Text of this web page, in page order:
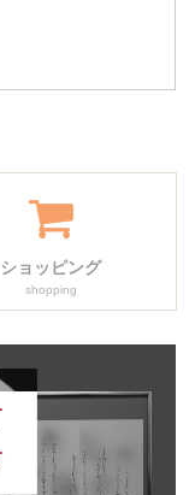
ショッピング
shopping